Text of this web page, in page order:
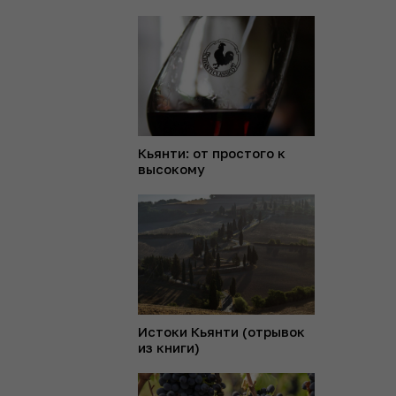
Кьянти: от простого к
высокому
Истоки Кьянти (отрывок
из книги)